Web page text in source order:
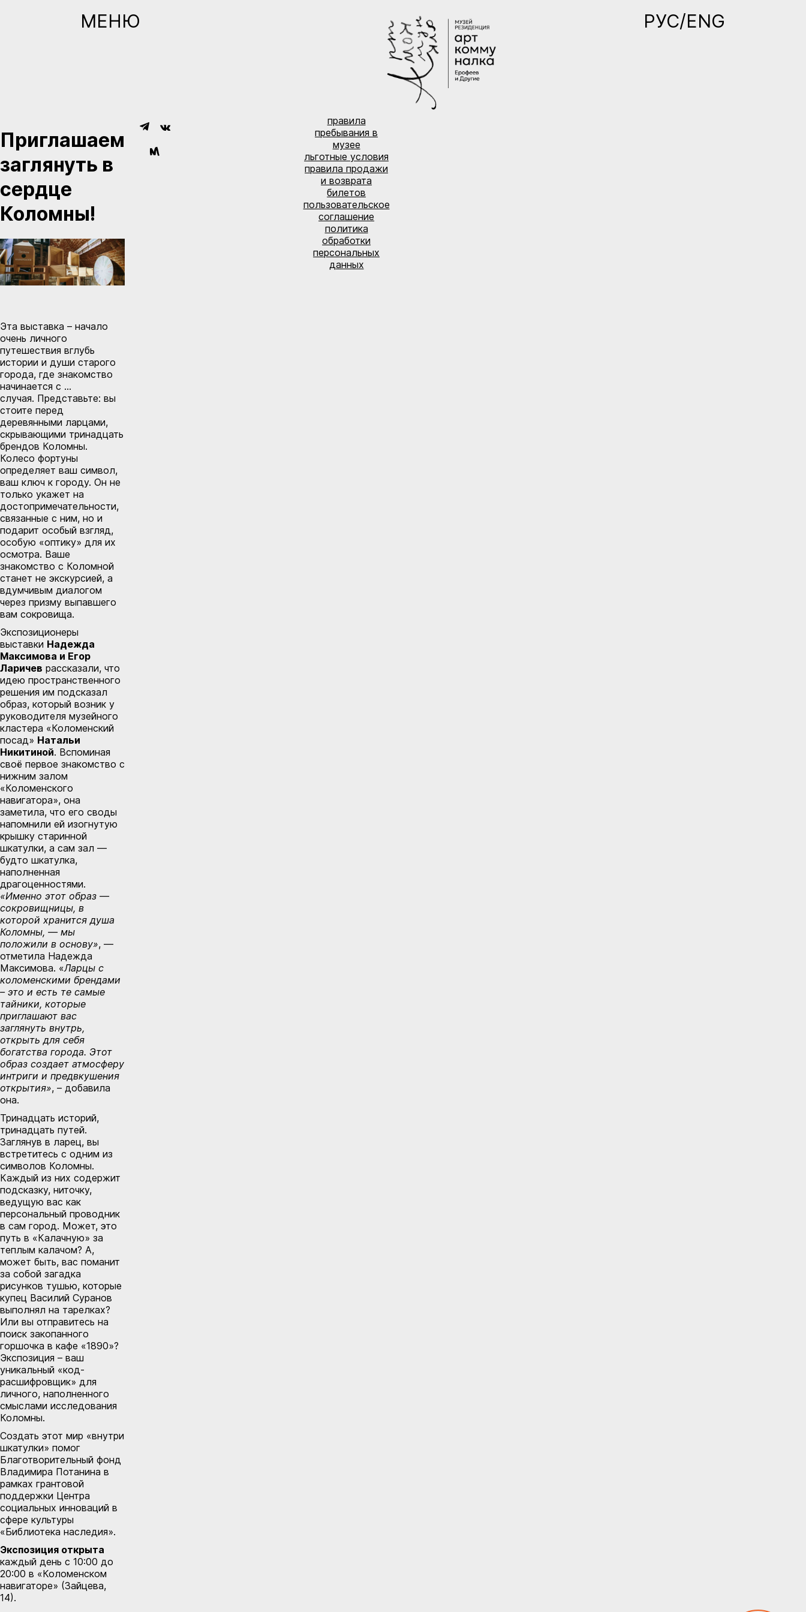
МЕНЮ РУС/ENG
Приглашаем
заглянуть в
сердце
Коломны!
Эта выставка – начало
очень личного
путешествия вглубь
истории и души старого
города, где знакомство
начинается с …
случая. Представьте: вы
стоите перед
деревянными ларцами,
скрывающими тринадцать
брендов Коломны.
Колесо фортуны
определяет ваш символ,
ваш ключ к городу. Он не
только укажет на
достопримечательности,
связанные с ним, но и
подарит особый взгляд,
особую «оптику» для их
осмотра. Ваше
знакомство с Коломной
станет не экскурсией, а
вдумчивым диалогом
через призму выпавшего
вам сокровища.
Экспозиционеры
выставки Надежда
Максимова и Егор
Ларичев рассказали, что
идею пространственного
решения им подсказал
образ, который возник у
руководителя музейного
кластера «Коломенский
посад» Натальи
Никитиной. Вспоминая
своё первое знакомство с
нижним залом
«Коломенского
навигатора», она
заметила, что его своды
напомнили ей изогнутую
крышку старинной
шкатулки, а сам зал —
будто шкатулка,
наполненная
драгоценностями.
«Именно этот образ —
сокровищницы, в
которой хранится душа
Коломны, — мы
положили в основу», —
отметила Надежда
Максимова. «Ларцы с
коломенскими брендами
– это и есть те самые
тайники, которые
приглашают вас
заглянуть внутрь,
открыть для себя
богатства города. Этот
образ создает атмосферу
интриги и предвкушения
открытия», – добавила
она.
Тринадцать историй,
тринадцать путей.
Заглянув в ларец, вы
встретитесь с одним из
символов Коломны.
Каждый из них содержит
подсказку, ниточку,
ведущую вас как
персональный проводник
в сам город. Может, это
путь в «Калачную» за
теплым калачом? А,
может быть, вас поманит
за собой загадка
рисунков тушью, которые
купец Василий Суранов
выполнял на тарелках?
Или вы отправитесь на
поиск закопанного
горшочка в кафе «1890»?
Экспозиция – ваш
уникальный «код-
расшифровщик» для
личного, наполненного
смыслами исследования
Коломны.
Создать этот мир «внутри
шкатулки» помог
Благотворительный фонд
Владимира Потанина в
рамках грантовой
поддержки Центра
социальных инноваций в
сфере культуры
«Библиотека наследия».
Экспозиция открыта
каждый день с 10:00 до
20:00 в «Коломенском
навигаторе» (Зайцева,
14).
правила
пребывания в
музее
льготные условия
правила продажи
и возврата
билетов
пользовательское
соглашение
политика
обработки
персональных
данных